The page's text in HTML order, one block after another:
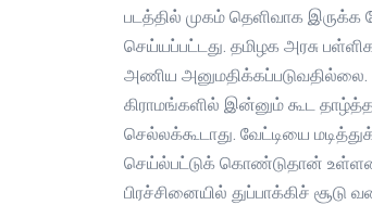
படத்தில் முகம் தெளிவாக இருக்க
செய்யப்பட்டது. தமிழக அரசு
அணிய அனுமதிக்கப்படுவதில்லை.
கிராமங்களில் இன்னும் கூட
செல்லக்கூடாது. வேட்டியை
செய்ல்பட்டுக் கொண்டுதான் உள்ளன.
பிரச்சினையில் துப்பாக்கிச்